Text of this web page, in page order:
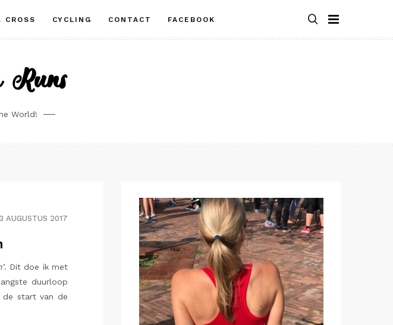
CROSS CYCLING CONTACT FACEBOOK
World!
AUGUSTUS 2017
. Dit doe ik met
duurloop
de start van de